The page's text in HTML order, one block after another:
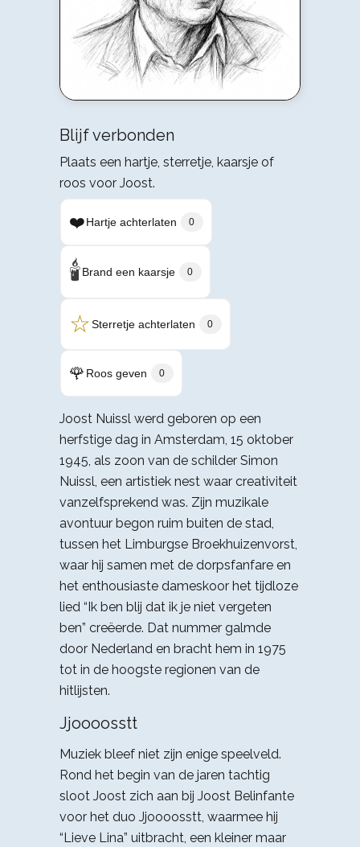
Blijf verbonden
Plaats een hartje, sterretje, kaarsje of
roos voor Joost.
❤️Hartje achterlaten 0
🕯️Brand een kaarsje 0
☆Sterretje achterlaten 0
🌹 Roos geven 0
Joost Nuissl werd geboren op een
herfstige dag in Amsterdam, 15 oktober
1945, als zoon van de schilder Simon
Nuissl, een artistiek nest waar creativiteit
vanzelfsprekend was. Zijn muzikale
avontuur begon ruim buiten de stad,
tussen het Limburgse Broekhuizenvorst,
waar hij samen met de dorpsfanfare en
het enthousiaste dameskoor het tijdloze
lied “Ik ben blij dat ik je niet vergeten
ben” creëerde. Dat nummer galmde
door Nederland en bracht hem in 1975
tot in de hoogste regionen van de
hitlijsten.​
Jjoooosstt
Muziek bleef niet zijn enige speelveld.
Rond het begin van de jaren tachtig
sloot Joost zich aan bij Joost Belinfante
voor het duo Jjoooosstt, waarmee hij
“Lieve Lina” uitbracht, een kleiner maar